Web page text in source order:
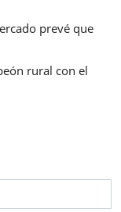
prevé que
rural con el